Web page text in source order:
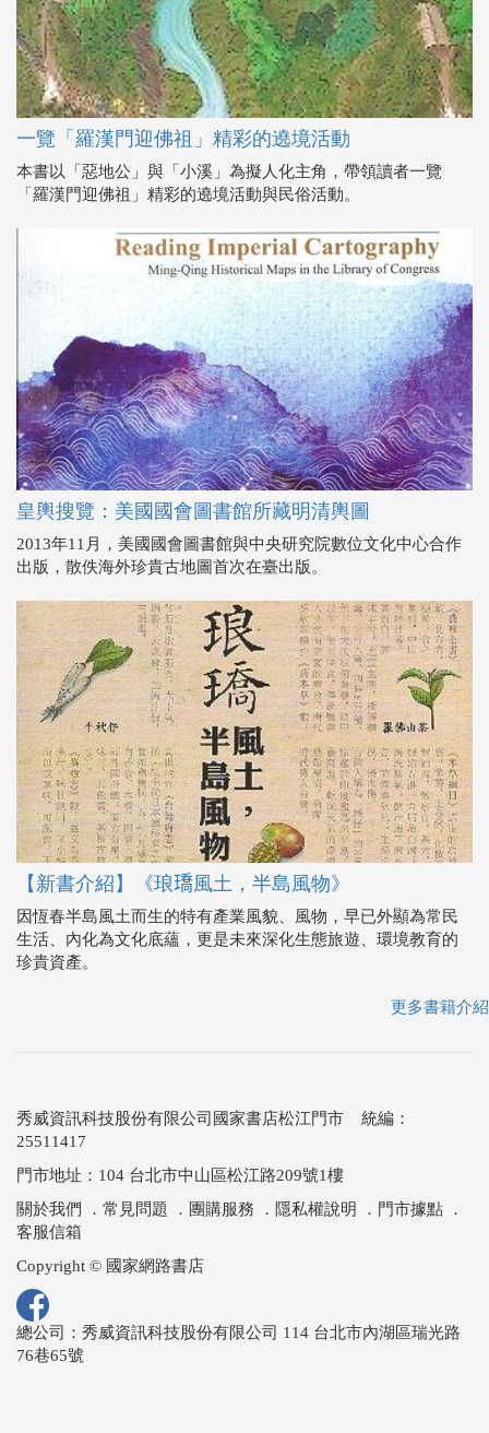
一覽「羅漢門迎佛祖」精彩的遶境活動
本書以「惡地公」與「小溪」為擬人化主角，帶領讀者一覽
「羅漢門迎佛祖」精彩的遶境活動與民俗活動。
皇輿搜覽：美國國會圖書館所藏明清輿圖
2013年11月，美國國會圖書館與中央研究院數位文化中心合作
出版，散佚海外珍貴古地圖首次在臺出版。
【新書介紹】《琅𤩝風土，半島風物》
因恆春半島風土而生的特有產業風貌、風物，早已外顯為常民
生活、內化為文化底蘊，更是未來深化生態旅遊、環境教育的
珍貴資產。
更多書籍介紹
秀威資訊科技股份有限公司國家書店松江門市 統編：
25511417
門市地址：104 台北市中山區松江路209號1樓
關於我們
． 常見問題 ． 團購服務 ． 隱私權說明 ． 門市據點 ．
客服信箱
Copyright © 國家網路書店
總公司：秀威資訊科技股份有限公司 114 台北市內湖區瑞光路
76巷65號